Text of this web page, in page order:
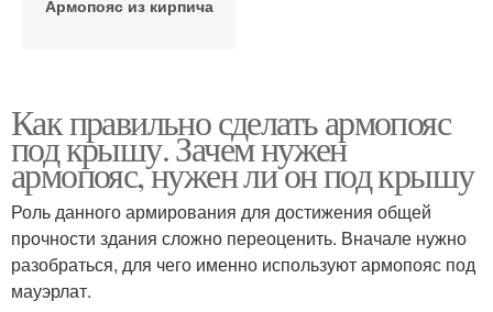
Армопояс из кирпича
Как правильно сделать армопояс
под крышу. Зачем нужен
армопояс, нужен ли он под крышу
Роль данного армирования для достижения общей
прочности здания сложно переоценить. Вначале нужно
разобраться, для чего именно используют армопояс под
мауэрлат.